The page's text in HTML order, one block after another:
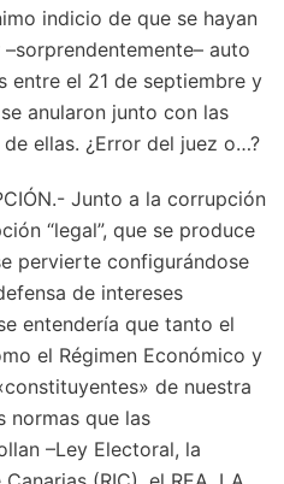
indicio de que se hayan
auto
entre el 21 de septiembre y
anularon junto con las
ellas. ¿Error del juez o…?
Junto a la corrupción
“legal”, que se produce
pervierte configurándose
de intereses
entendería que tanto el
el Régimen Económico y
de nuestra
normas que las
–Ley Electoral, la